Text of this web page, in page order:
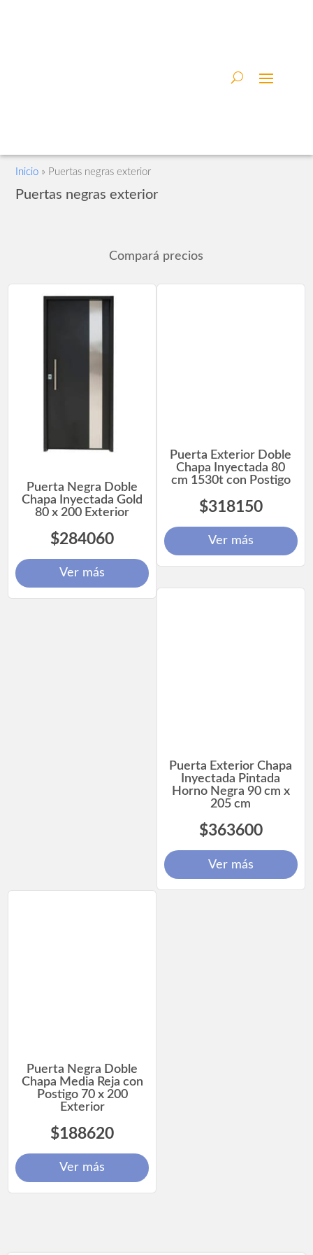
Inicio » Puertas negras exterior
Puertas negras exterior
Compará precios
Puerta Negra Doble
Chapa Inyectada Gold
80 x 200 Exterior
$284060
Ver más
Puerta Exterior Doble
Chapa Inyectada 80
cm 1530t con Postigo
$318150
Ver más
Puerta Exterior Chapa
Inyectada Pintada
Horno Negra 90 cm x
205 cm
$363600
Ver más
Puerta Negra Doble
Chapa Media Reja con
Postigo 70 x 200
Exterior
$188620
Ver más